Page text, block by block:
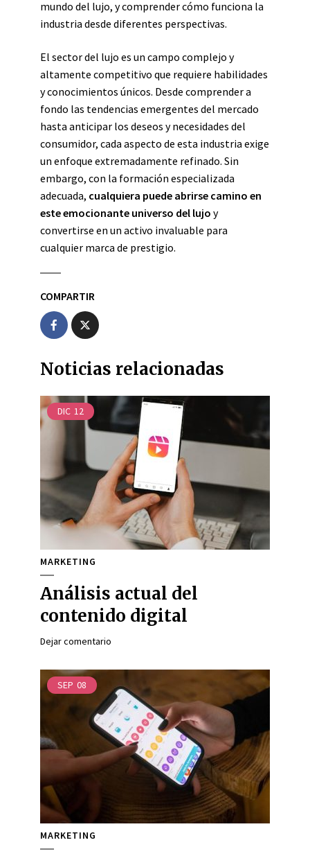
mundo del lujo, y comprender cómo funciona la
industria desde diferentes perspectivas.
El sector del lujo es un campo complejo y
altamente competitivo que requiere habilidades
y conocimientos únicos. Desde comprender a
fondo las tendencias emergentes del mercado
hasta anticipar los deseos y necesidades del
consumidor, cada aspecto de esta industria exige
un enfoque extremadamente refinado. Sin
embargo, con la formación especializada
adecuada, cualquiera puede abrirse camino en
este emocionante universo del lujo y
convertirse en un activo invaluable para
cualquier marca de prestigio.
COMPARTIR
Noticias relacionadas
DIC 12
MARKETING
Análisis actual del
contenido digital
Dejar comentario
SEP 08
MARKETING